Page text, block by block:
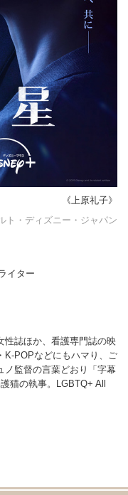
《上原礼子》
ト・ディズニー・ジャパン
イター
性誌ほか、看護専門誌の映
K-POPなどにもハマり、ご
ノ監督の言葉どおり「字幕
猫の執事。LGBTQ+ All